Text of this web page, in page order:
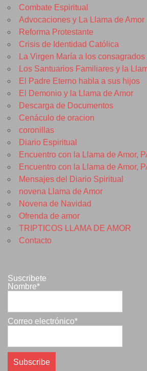
Combate Espiritual
Advocaciones y La Llama de Amor
Reforma Protestante
Crisis de Identidad Católica
La Virgen María a los consagrados
Los Santuarios Familiares y la
El Padre Eterno habla a sus hijos
El Demonio y la Llama de Amor
Descarga de Documentos
Cenáculo de oracion
coronillas
Diario Espiritual
Encuentro con la Llama de Amor,
Encuentro con la Llama de Amor,
Mensajes del Diario Spiritual
novena Llama de Amor
Novena de Navidad
Ofrenda de amor
TRIPTICOS LLAMA DE AMOR
Contacto
Suscribete
Nombre*
Correo electrónico*